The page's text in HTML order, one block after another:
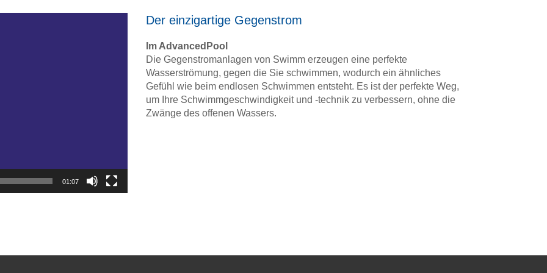
01:07
Der einzigartige Gegenstrom
Im AdvancedPool
Die Gegenstromanlagen von Swimm erzeugen eine perfekte
Wasserströmung, gegen die Sie schwimmen, wodurch ein ähnliches
Gefühl wie beim endlosen Schwimmen entsteht. Es ist der perfekte Weg,
um Ihre Schwimmgeschwindigkeit und -technik zu verbessern, ohne die
Zwänge des offenen Wassers.